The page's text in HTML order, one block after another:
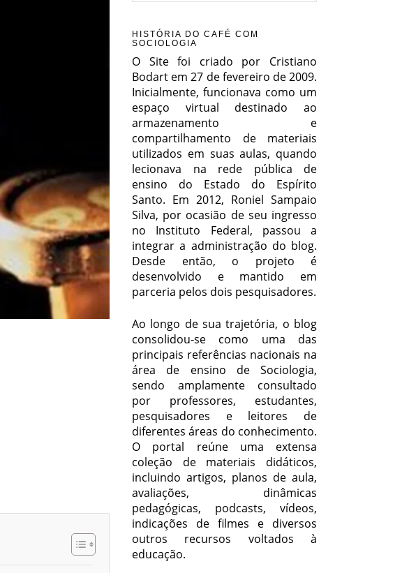
HISTÓRIA DO CAFÉ COM
SOCIOLOGIA
O Site foi criado por Cristiano
Bodart em 27 de fevereiro de 2009.
Inicialmente, funcionava como um
espaço virtual destinado ao
armazenamento e
compartilhamento de materiais
utilizados em suas aulas, quando
lecionava na rede pública de
ensino do Estado do Espírito
Santo. Em 2012, Roniel Sampaio
Silva, por ocasião de seu ingresso
no Instituto Federal, passou a
integrar a administração do blog.
Desde então, o projeto é
desenvolvido e mantido em
parceria pelos dois pesquisadores.
Ao longo de sua trajetória, o blog
consolidou-se como uma das
principais referências nacionais na
área de ensino de Sociologia,
sendo amplamente consultado
por professores, estudantes,
pesquisadores e leitores de
diferentes áreas do conhecimento.
O portal reúne uma extensa
coleção de materiais didáticos,
incluindo artigos, planos de aula,
avaliações, dinâmicas
pedagógicas, podcasts, vídeos,
indicações de filmes e diversos
outros recursos voltados à
educação.